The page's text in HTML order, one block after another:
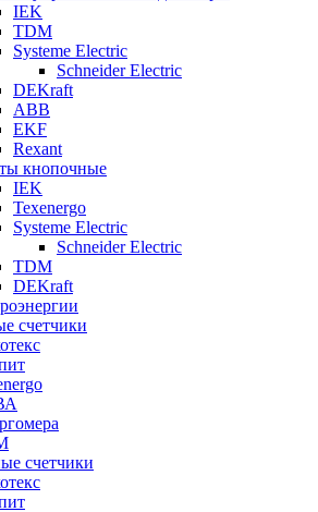
IEK
TDM
Systeme Electric
Schneider Electric
DEKraft
ABB
EKF
Rexant
кнопочные
IEK
Texenergo
Systeme Electric
Schneider Electric
TDM
DEKraft
счетчики
счетчики